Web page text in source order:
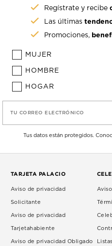
Regístrate y recibe
Las últimas
Promociones,
MUJER
HOMBRE
HOGAR
TU CORREO ELECTRÓNICO
Tus datos están protegidos.
TARJETA PALACIO
Aviso de privacidad
Solicitante
Aviso de privacidad
Tarjetahabiente
Aviso de privacidad Obligado